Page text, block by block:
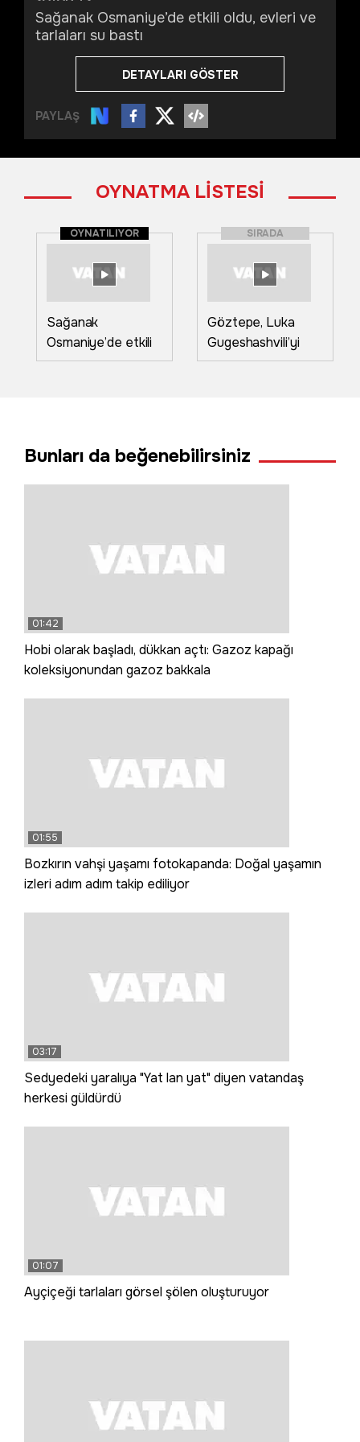
Sağanak Osmaniye’de etkili oldu, evleri ve
tarlaları su bastı
DETAYLARI GÖSTER
PAYLAŞ
OYNATMA LİSTESİ
OYNATILIYOR
Sağanak
Osmaniye’de etkili
oldu, evleri ve
SIRADA
Göztepe, Luka
Gugeshashvili’yi
kadrosuna kattı
Bunları da beğenebilirsiniz
01:42
Hobi olarak başladı, dükkan açtı: Gazoz kapağı
koleksiyonundan gazoz bakkala
01:55
Bozkırın vahşi yaşamı fotokapanda: Doğal yaşamın
izleri adım adım takip ediliyor
03:17
Sedyedeki yaralıya "Yat lan yat" diyen vatandaş
herkesi güldürdü
01:07
Ayçiçeği tarlaları görsel şölen oluşturuyor